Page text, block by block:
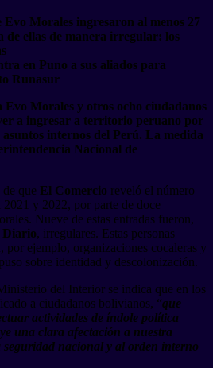
Evo Morales ingresaron al menos 27
de ellas de manera irregular: los
en Puno a sus aliados para
Runasur
Evo Morales y otros ocho ciudadanos
a ingresar a territorio peruano por
internos del Perú. La medida
Nacional de
que El Comercio reveló el número
2021 y 2022, por parte de doce
Nueve de estas entradas fueron,
Diario, irregulares. Estas personas
por ejemplo, organizaciones cocaleras y
sobre identidad y descolonización.
del Interior se indica que en los
a ciudadanos bolivianos, “que
actividades de índole política
una clara afectación a nuestra
nacional y al orden interno